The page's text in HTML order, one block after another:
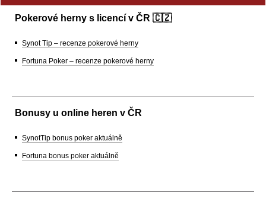
Pokerové herny s licencí v ČR 🇨🇿
Synot Tip – recenze pokerové herny
Fortuna Poker – recenze pokerové herny
Bonusy u online heren v ČR
SynotTip bonus poker aktuálně
Fortuna bonus poker aktuálně